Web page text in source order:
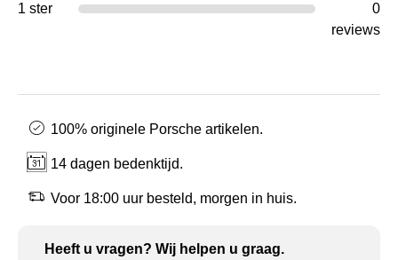
1 ster
0
reviews
100% originele Porsche artikelen.
14 dagen bedenktijd.
Voor 18:00 uur besteld, morgen in huis.
Heeft u vragen? Wij helpen u graag.